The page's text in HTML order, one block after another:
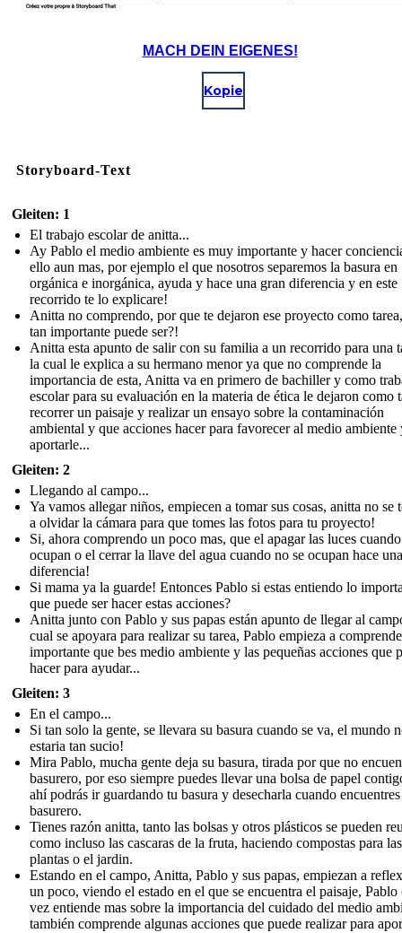
MACH DEIN EIGENES!
Kopie
Storyboard-Text
Gleiten: 1
El trabajo escolar de anitta...
Ay Pablo el medio ambiente es muy importante y hacer
ello aun mas, por ejemplo el que nosotros separemos la basura en
orgánica e inorgánica, ayuda y hace una gran diferencia y en este
recorrido te lo explicare!
Anitta no comprendo, por que te dejaron ese proyecto como
tan importante puede ser?!
Anitta esta apunto de salir con su familia a un recorrido para una
la cual le explica a su hermano menor ya que no comprende la
importancia de esta, Anitta va en primero de bachiller y como
escolar para su evaluación en la materia de ética le dejaron como
recorrer un paisaje y realizar un ensayo sobre la contaminación
ambiental y que acciones hacer para favorecer al medio ambiente
aportarle...
Gleiten: 2
Llegando al campo...
Ya vamos allegar niños, empiecen a tomar sus cosas, anitta no se
a olvidar la cámara para que tomes las fotos para tu proyecto!
Si, ahora comprendo un poco mas, que el apagar las luces
ocupan o el cerrar la llave del agua cuando no se ocupan hace
diferencia!
Si mama ya la guarde! Entonces Pablo si estas entiendo lo
que puede ser hacer estas acciones?
Anitta junto con Pablo y sus papas están apunto de llegar al
cual se apoyara para realizar su tarea, Pablo empieza a
importante que bes medio ambiente y las pequeñas acciones que
hacer para ayudar...
Gleiten: 3
En el campo...
Si tan solo la gente, se llevara su basura cuando se va, el mundo
estaria tan sucio!
Mira Pablo, mucha gente deja su basura, tirada por que no
basurero, por eso siempre puedes llevar una bolsa de papel
ahí podrás ir guardando tu basura y desecharla cuando
basurero.
Tienes razón anitta, tanto las bolsas y otros plásticos se pueden
como incluso las cascaras de la fruta, haciendo compostas para las
plantas o el jardin.
Estando en el campo, Anitta, Pablo y sus papas, empiezan a
un poco, viendo el estado en el que se encuentra el paisaje, Pablo
vez entiende mas sobre la importancia del cuidado del medio
también comprende algunas acciones que puede realizar para